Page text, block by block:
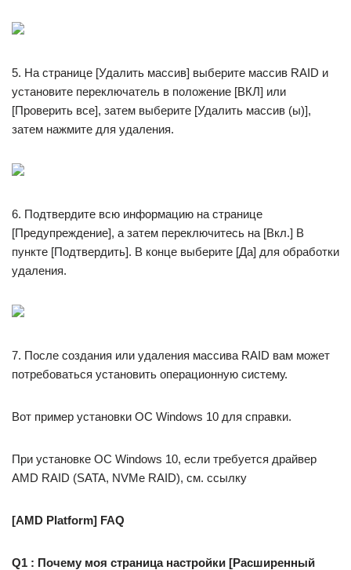
5. На странице [Удалить массив] выберите массив RAID и
установите переключатель в положение [ВКЛ] или
[Проверить все], затем выберите [Удалить массив (ы)],
затем нажмите для удаления.
6. Подтвердите всю информацию на странице
[Предупреждение], а затем переключитесь на [Вкл.] В
пункте [Подтвердить]. В конце выберите [Да] для обработки
удаления.
7. После создания или удаления массива RAID вам может
потребоваться установить операционную систему.
Вот пример установки ОС Windows 10 для справки.
При установке ОС Windows 10, если требуется драйвер
AMD RAID (SATA, NVMe RAID), см. ссылку
[AMD Platform] FAQ
Q1 : Почему моя страница настройки [Расширенный